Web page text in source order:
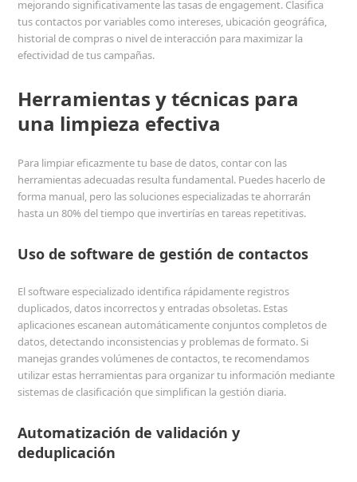
mejorando significativamente las tasas de engagement. Clasifica
tus contactos por variables como intereses, ubicación geográfica,
historial de compras o nivel de interacción para maximizar la
efectividad de tus campañas.
Herramientas y técnicas para
una limpieza efectiva
Para limpiar eficazmente tu base de datos, contar con las
herramientas adecuadas resulta fundamental. Puedes hacerlo de
forma manual, pero las soluciones especializadas te ahorrarán
hasta un 80% del tiempo que invertirías en tareas repetitivas.
Uso de software de gestión de contactos
El software especializado identifica rápidamente registros
duplicados, datos incorrectos y entradas obsoletas. Estas
aplicaciones escanean automáticamente conjuntos completos de
datos, detectando inconsistencias y problemas de formato. Si
manejas grandes volúmenes de contactos, te recomendamos
utilizar estas herramientas para organizar tu información mediante
sistemas de clasificación que simplifican la gestión diaria.
Automatización de validación y
deduplicación